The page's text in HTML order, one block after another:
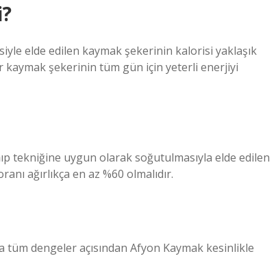
elde edilen kaymak şekerinin kalorisi yaklaşık
kaymak şekerinin tüm gün için yeterli enerjiyi
tekniğine uygun olarak soğutulmasıyla elde edilen
ağırlıkça en az %60 olmalıdır.
dengeler açısından Afyon Kaymak kesinlikle